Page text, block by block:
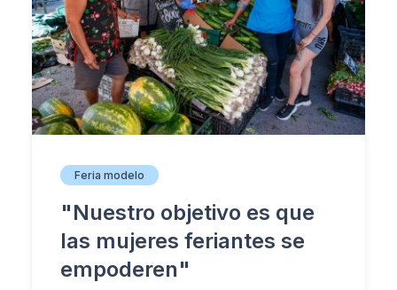
Feria modelo
"Nuestro objetivo es que
las mujeres feriantes se
empoderen"